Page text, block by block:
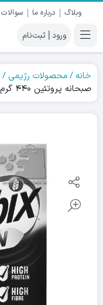
وبلاگ درباره ما سوالات
|
خانه محصولات رژیمی
صبحانه پروتئین ۴۴۰ گرم ویتابیکس – weetabix